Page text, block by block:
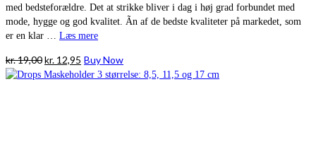
med bedsteforældre. Det at strikke bliver i dag i høj grad forbundet med
mode, hygge og god kvalitet. Ãn af de bedste kvaliteter på markedet, som
er en klar … Læs mere
kr.19,00Den
oprindelige
kr. 12,95 Den
aktuelle
Buy Now